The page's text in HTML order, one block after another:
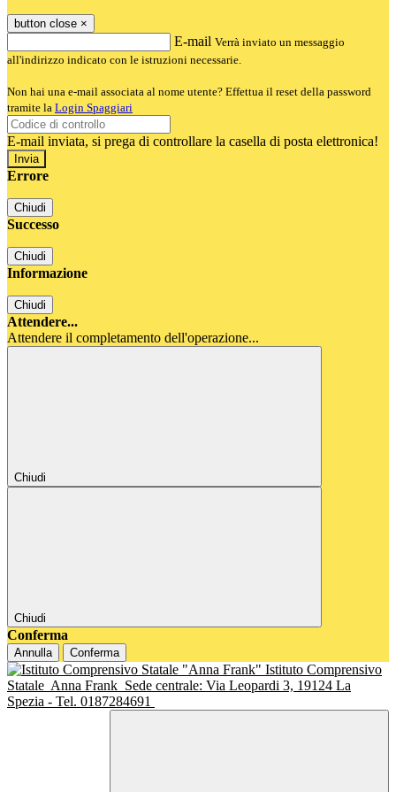
button close ×
E-mail Verrà inviato un messaggio
all'indirizzo indicato con le istruzioni necessarie.
Non hai una e-mail associata al nome utente? Effettua il reset della password
tramite la Login Spaggiari
E-mail inviata, si prega di controllare la casella di posta elettronica!
Errore
Chiudi
Successo
Chiudi
Informazione
Chiudi
Attendere...
Attendere il completamento dell'operazione...
Chiudi
Chiudi
Conferma
Annulla Conferma
Istituto Comprensivo
Statale Anna Frank Sede centrale: Via Leopardi 3, 19124 La
Spezia - Tel. 0187284691